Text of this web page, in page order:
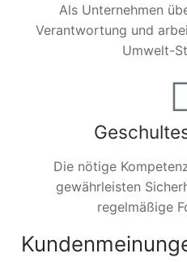
Als Unternehmen
Verantwortung und
Umwelt-
Die nötige
gewährleisten
regelmäßige